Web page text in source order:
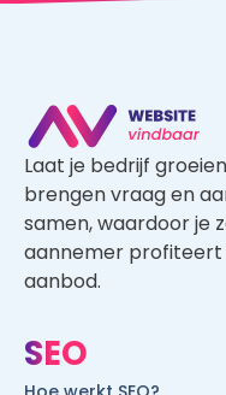
Laat je bedrijf
brengen vraag en
samen, waardoor je
aannemer profiteert
aanbod.
SEO